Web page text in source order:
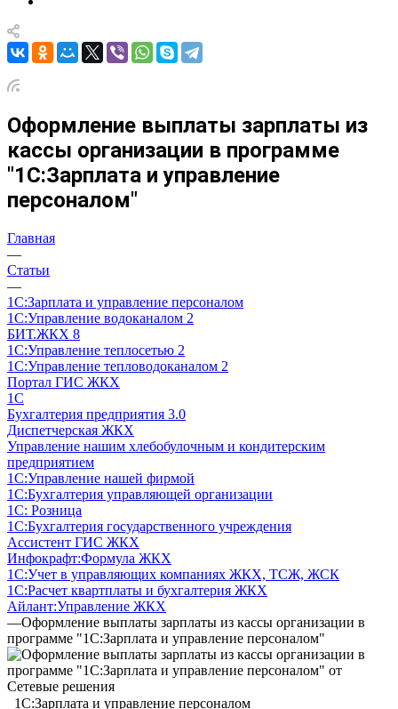
Оформление выплаты зарплаты из
кассы организации в программе
"1С:Зарплата и управление
персоналом"
Главная
—
Статьи
—
1С:Зарплата и управление персоналом
1С:Управление водоканалом 2
БИТ.ЖКХ 8
1С:Управление теплосетью 2
1С:Управление тепловодоканалом 2
Портал ГИС ЖКХ
1С
Бухгалтерия предприятия 3.0
Диспетчерская ЖКХ
Управление нашим хлебобулочным и кондитерским
предприятием
1С:Управление нашей фирмой
1С:Бухгалтерия управляющей организации
1С: Розница
1С:Бухгалтерия государственного учреждения
Ассистент ГИС ЖКХ
Инфокрафт:Формула ЖКХ
1С:Учет в управляющих компаниях ЖКХ, ТСЖ, ЖСК
1С:Расчет квартплаты и бухгалтерия ЖКХ
Айлант:Управление ЖКХ
—Оформление выплаты зарплаты из кассы организации в
программе "1С:Зарплата и управление персоналом"
1С:Зарплата и управление персоналом